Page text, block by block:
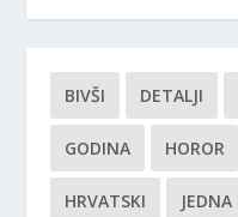
BIVŠI DETALJI
GODINA HOROR
HRVATSKI JEDNA